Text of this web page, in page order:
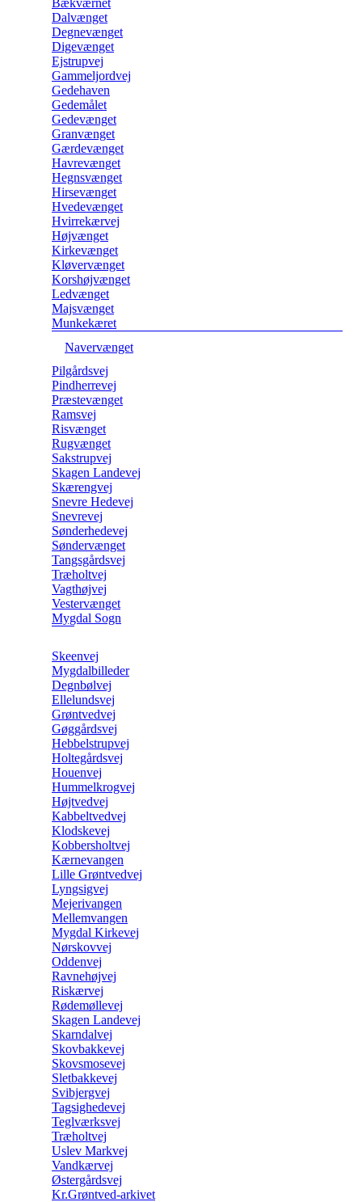
Dalvænget
Degnevænget
Digevænget
Ejstrupvej
Gammeljordvej
Gedehaven
Gedemålet
Gedevænget
Granvænget
Gærdevænget
Havrevænget
Hegnsvænget
Hirsevænget
Hvedevænget
Hvirrekærvej
Højvænget
Kirkevænget
Kløvervænget
Korshøjvænget
Ledvænget
Majsvænget
Munkekæret
Navervænget
Pilgårdsvej
Pindherrevej
Præstevænget
Ramsvej
Risvænget
Rugvænget
Sakstrupvej
Skagen Landevej
Skærengvej
Snevre Hedevej
Snevrevej
Sønderhedevej
Søndervænget
Tangsgårdsvej
Træholtvej
Vagthøjvej
Vestervænget
Mygdal Sogn
Skeenvej
Mygdalbilleder
Degnbølvej
Ellelundsvej
Grøntvedvej
Gøggårdsvej
Hebbelstrupvej
Holtegårdsvej
Houenvej
Hummelkrogvej
Højtvedvej
Kabbeltvedvej
Klodskevej
Kobbersholtvej
Kærnevangen
Lille Grøntvedvej
Lyngsigvej
Mejerivangen
Mellemvangen
Mygdal Kirkevej
Nørskovvej
Oddenvej
Ravnehøjvej
Riskærvej
Rødemøllevej
Skagen Landevej
Skarndalvej
Skovbakkevej
Skovsmosevej
Sletbakkevej
Svibjergvej
Tagsighedevej
Teglværksvej
Træholtvej
Uslev Markvej
Vandkærvej
Østergårdsvej
Kr.Grøntved-arkivet